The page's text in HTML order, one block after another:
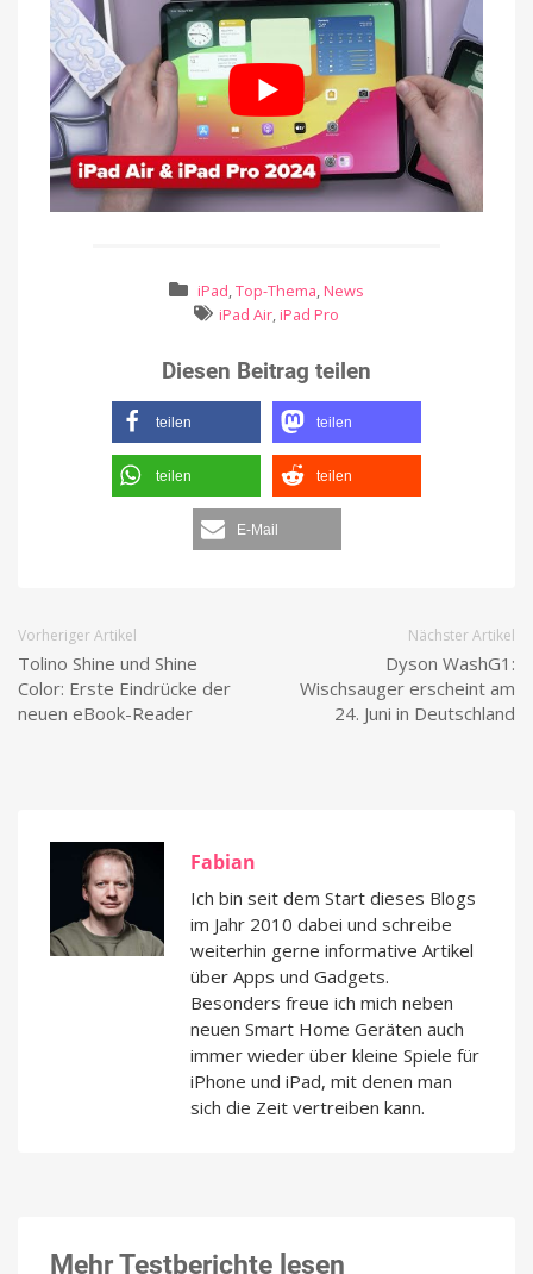
iPad,Top-Thema, News
iPad Air, iPad Pro
Diesen Beitrag teilen
teilen teilen
teilen teilen
E-Mail
Vorheriger Artikel
Tolino Shine und Shine
Color: Erste Eindrücke der
neuen eBook-Reader
Nächster Artikel
Dyson WashG1:
Wischsauger erscheint am
24. Juni in Deutschland
Fabian
Ich bin seit dem Start dieses Blogs
im Jahr 2010 dabei und schreibe
weiterhin gerne informative Artikel
über Apps und Gadgets.
Besonders freue ich mich neben
neuen Smart Home Geräten auch
immer wieder über kleine Spiele für
iPhone und iPad, mit denen man
sich die Zeit vertreiben kann.
Mehr Testberichte lesen